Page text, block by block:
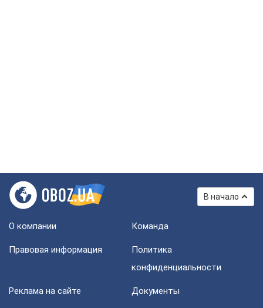
В начало
О компании Команда
Правовая информация
Политика
конфиденциальности
Реклама на сайте Документы